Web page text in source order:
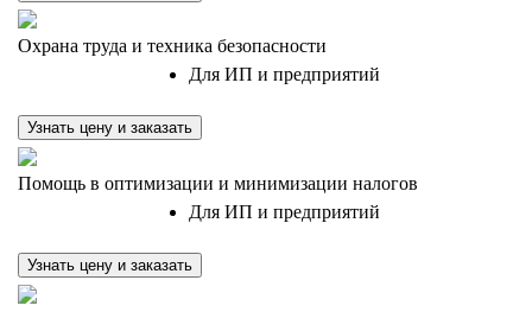
Охрана труда и техника безопасности
Для ИП и предприятий
Узнать цену и заказать
Помощь в оптимизации и минимизации налогов
Для ИП и предприятий
Узнать цену и заказать